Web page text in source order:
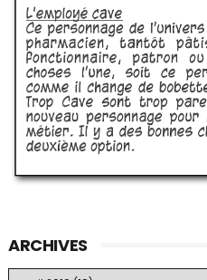
ARCHIVES